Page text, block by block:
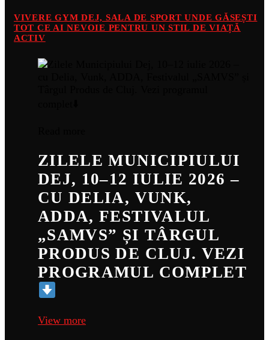
VIVERE GYM DEJ, SALA DE SPORT UNDE GĂSEȘTI
TOT CE AI NEVOIE PENTRU UN STIL DE VIAȚĂ
ACTIV
ZILELE MUNICIPIULUI
DEJ, 10–12 IULIE 2026 –
CU DELIA, VUNK,
ADDA, FESTIVALUL
„SAMVS” ȘI TÂRGUL
PRODUS DE CLUJ. VEZI
PROGRAMUL COMPLET
View more